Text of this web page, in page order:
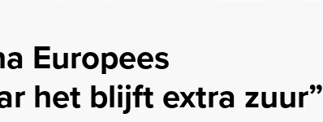
Europees
het blijft extra zuur”